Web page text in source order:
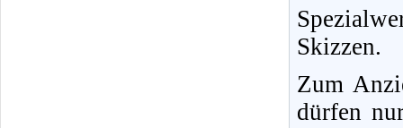
Skizzen.
Zum
dürfen